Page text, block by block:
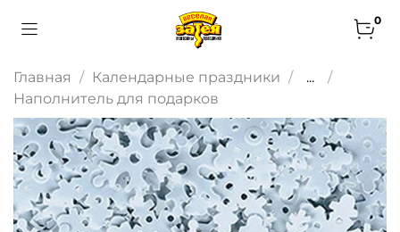
0
Главная Календарные праздники
...
Наполнитель для подарков